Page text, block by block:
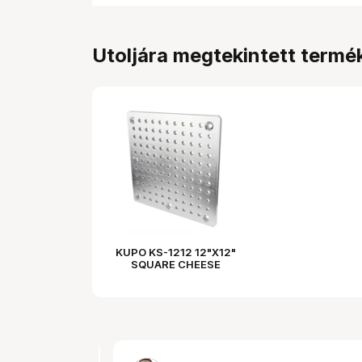
Utoljára megtekintett
KUPO KS-1212 12"X12"
SQUARE CHEESE